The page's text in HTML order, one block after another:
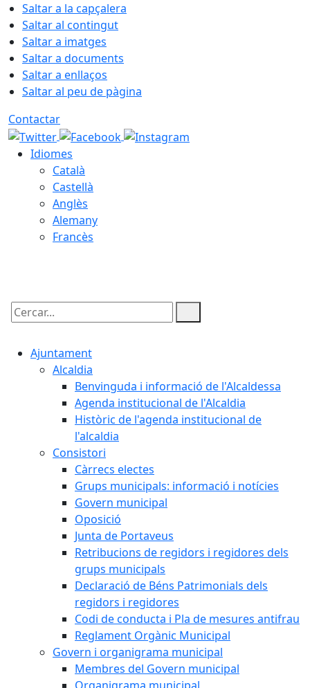
Saltar a la capçalera
Saltar al contingut
Saltar a imatges
Saltar a documents
Saltar a enllaços
Saltar al peu de pàgina
Contactar
Idiomes
Català
Castellà
Anglès
Alemany
Francès
Cercar:
Ajuntament
Alcaldia
Benvinguda i informació de l'Alcaldessa
Agenda institucional de l'Alcaldia
Històric de l'agenda institucional de
l'alcaldia
Consistori
Càrrecs electes
Grups municipals: informació i notícies
Govern municipal
Oposició
Junta de Portaveus
Retribucions de regidors i regidores dels
grups municipals
Declaració de Béns Patrimonials dels
regidors i regidores
Codi de conducta i Pla de mesures antifrau
Reglament Orgànic Municipal
Govern i organigrama municipal
Membres del Govern municipal